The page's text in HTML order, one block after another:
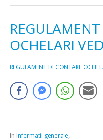
OCHELARI
REGULAMENT DECONTARE
In Informatii generale,